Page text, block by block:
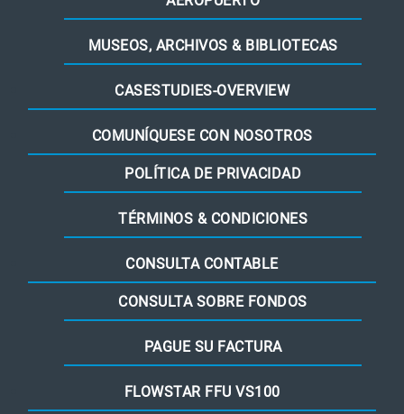
MUSEOS, ARCHIVOS & BIBLIOTECAS
CASESTUDIES-OVERVIEW
COMUNÍQUESE CON NOSOTROS
POLÍTICA DE PRIVACIDAD
TÉRMINOS & CONDICIONES
CONSULTA CONTABLE
CONSULTA SOBRE FONDOS
PAGUE SU FACTURA
FLOWSTAR FFU VS100